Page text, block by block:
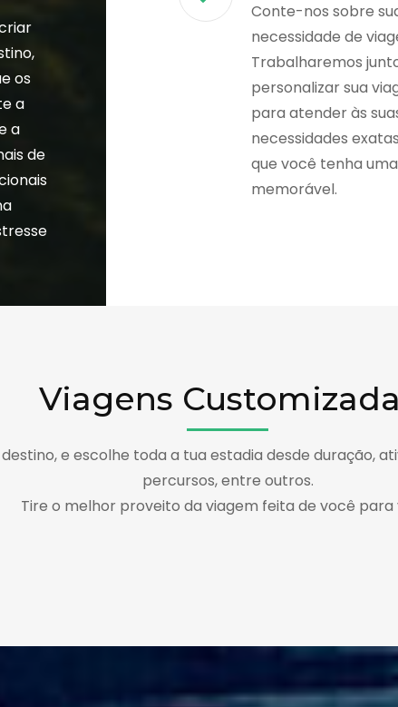
os
a
a
de
Conte-nos sobre
necessidade de
Trabalharemos
personalizar sua
para atender às
necessidades
que você tenha
memorável.
Viagens
e escolhe toda a tua estadia desde duração,
percursos, entre outros.
Tire o melhor proveito da viagem feita de você para